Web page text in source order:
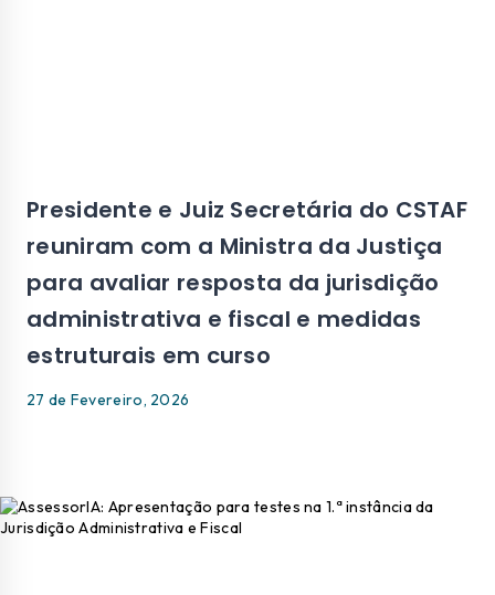
Presidente e Juiz Secretária do CSTAF
reuniram com a Ministra da Justiça
para avaliar resposta da jurisdição
administrativa e fiscal e medidas
estruturais em curso
27 de Fevereiro, 2026